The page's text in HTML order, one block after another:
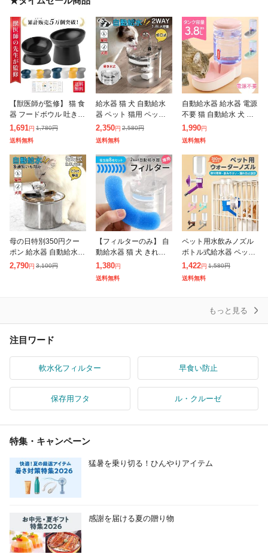
【獣医師が監修】 猫 食
器 フードボウル 吐き戻
し防止 犬 ペットボウル
ペット食器 餌皿 エサ皿
水飲み 傾斜 斜め 負担
軽減
1,691円 1,780円
送料無料
給水器 猫 犬 自動給水
器 ペット 猫用 ペット
ウォーター 1.8L フィル
ター 大容量 貯水 超静
音 ペット給水器 給水機
水
2,350円 2,580円
送料無料
自動給水器 給水器 電源
不要 猫 自動給水 犬 ペ
ット うさぎ 水飲み器
自動 コードレス オスス
メ 手入れ簡単 ランキン
グ 3
1,990円
送料無料
母の日特別350円クー
ポン 給水器 自動給水器
猫 犬 ステンレス製 2L
2,790円 3,100円
【フィルターのみ】 自
動給水器 猫 犬 きれい
な水 浄水 水道水 軟水
水飲み器 ペット 自動
給水器 自動水やり器 自
1,380円
送料無料
ペット用水飲みノズル
ボトル式給水器 ペット
給水ボトル ウォーター
ノズル 漏れ防止 飲みや
すい 衛生的 清潔な水を
1,422円 1,580円
送料無料
もっと見る
注目ワード
軟水化フィルター 早食い防止
保存用フタ ル・クルーゼ
特集・キャンペーン
猛暑を乗り切る！ひんやりアイテム
感謝を届ける夏の贈り物